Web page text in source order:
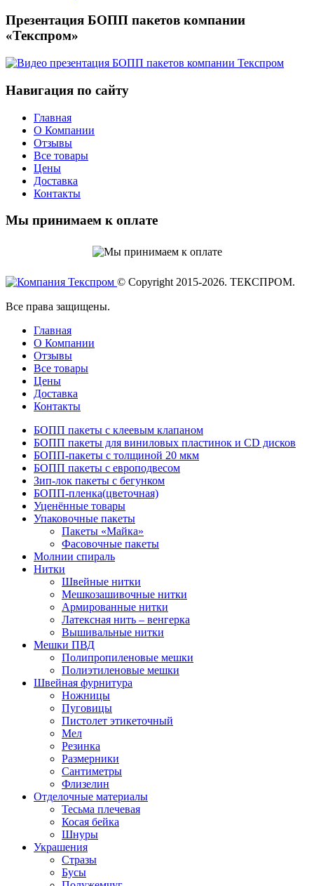
Презентация БОПП пакетов компании
«Текспром»
Навигация по сайту
Главная
О Компании
Отзывы
Все товары
Цены
Доставка
Контакты
Мы принимаем к оплате
© Copyright 2015-2026. ТЕКСПРОМ.
Все права защищены.
Главная
О Компании
Отзывы
Все товары
Цены
Доставка
Контакты
БОПП пакеты с клеевым клапаном
БОПП пакеты для виниловых пластинок и CD дисков
БОПП-пакеты с толщиной 20 мкм
БОПП пакеты с европодвесом
Зип-лок пакеты с бегунком
БОПП-пленка(цветочная)
Уценённые товары
Упаковочные пакеты
Пакеты «Майка»
Фасовочные пакеты
Молнии спираль
Нитки
Швейные нитки
Мешкозашивочные нитки
Армированные нитки
Латексная нить – венгерка
Вышивальные нитки
Мешки ПВД
Полипропиленовые мешки
Полиэтиленовые мешки
Швейная фурнитура
Ножницы
Пуговицы
Пистолет этикеточный
Мел
Резинка
Размерники
Сантиметры
Флизелин
Отделочные материалы
Тесьма плечевая
Косая бейка
Шнуры
Украшения
Стразы
Бусы